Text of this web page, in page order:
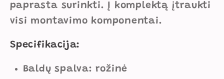
paprasta surinkti. Į komplektą įtraukti
visi montavimo komponentai.
Specifikacija:
Baldų spalva: rožinė